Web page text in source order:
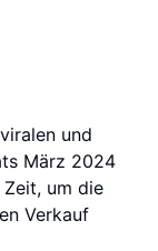
und
März 2024
um die
Verkauf